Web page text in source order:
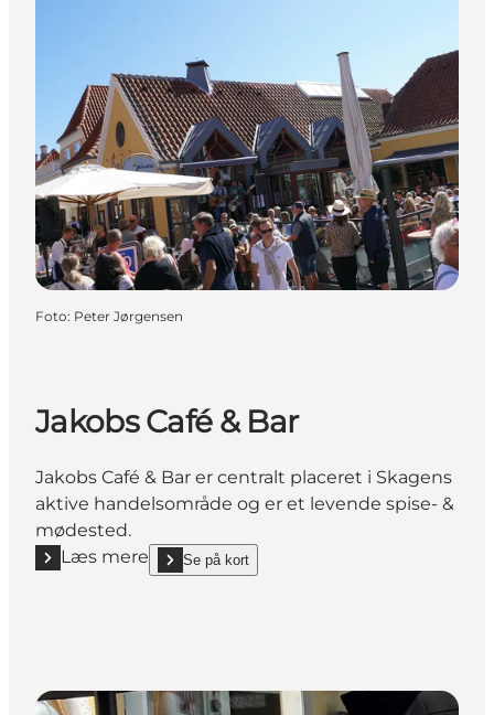
Foto: Peter Jørgensen
Jakobs Café & Bar
Jakobs Café & Bar er centralt placeret i Skagens
aktive handelsområde og er et levende spise- &
mødested.
Læs mere
Læs mere "Jakobs Café & Bar"
Se på kort
show Jakobs Café & Bar on_map